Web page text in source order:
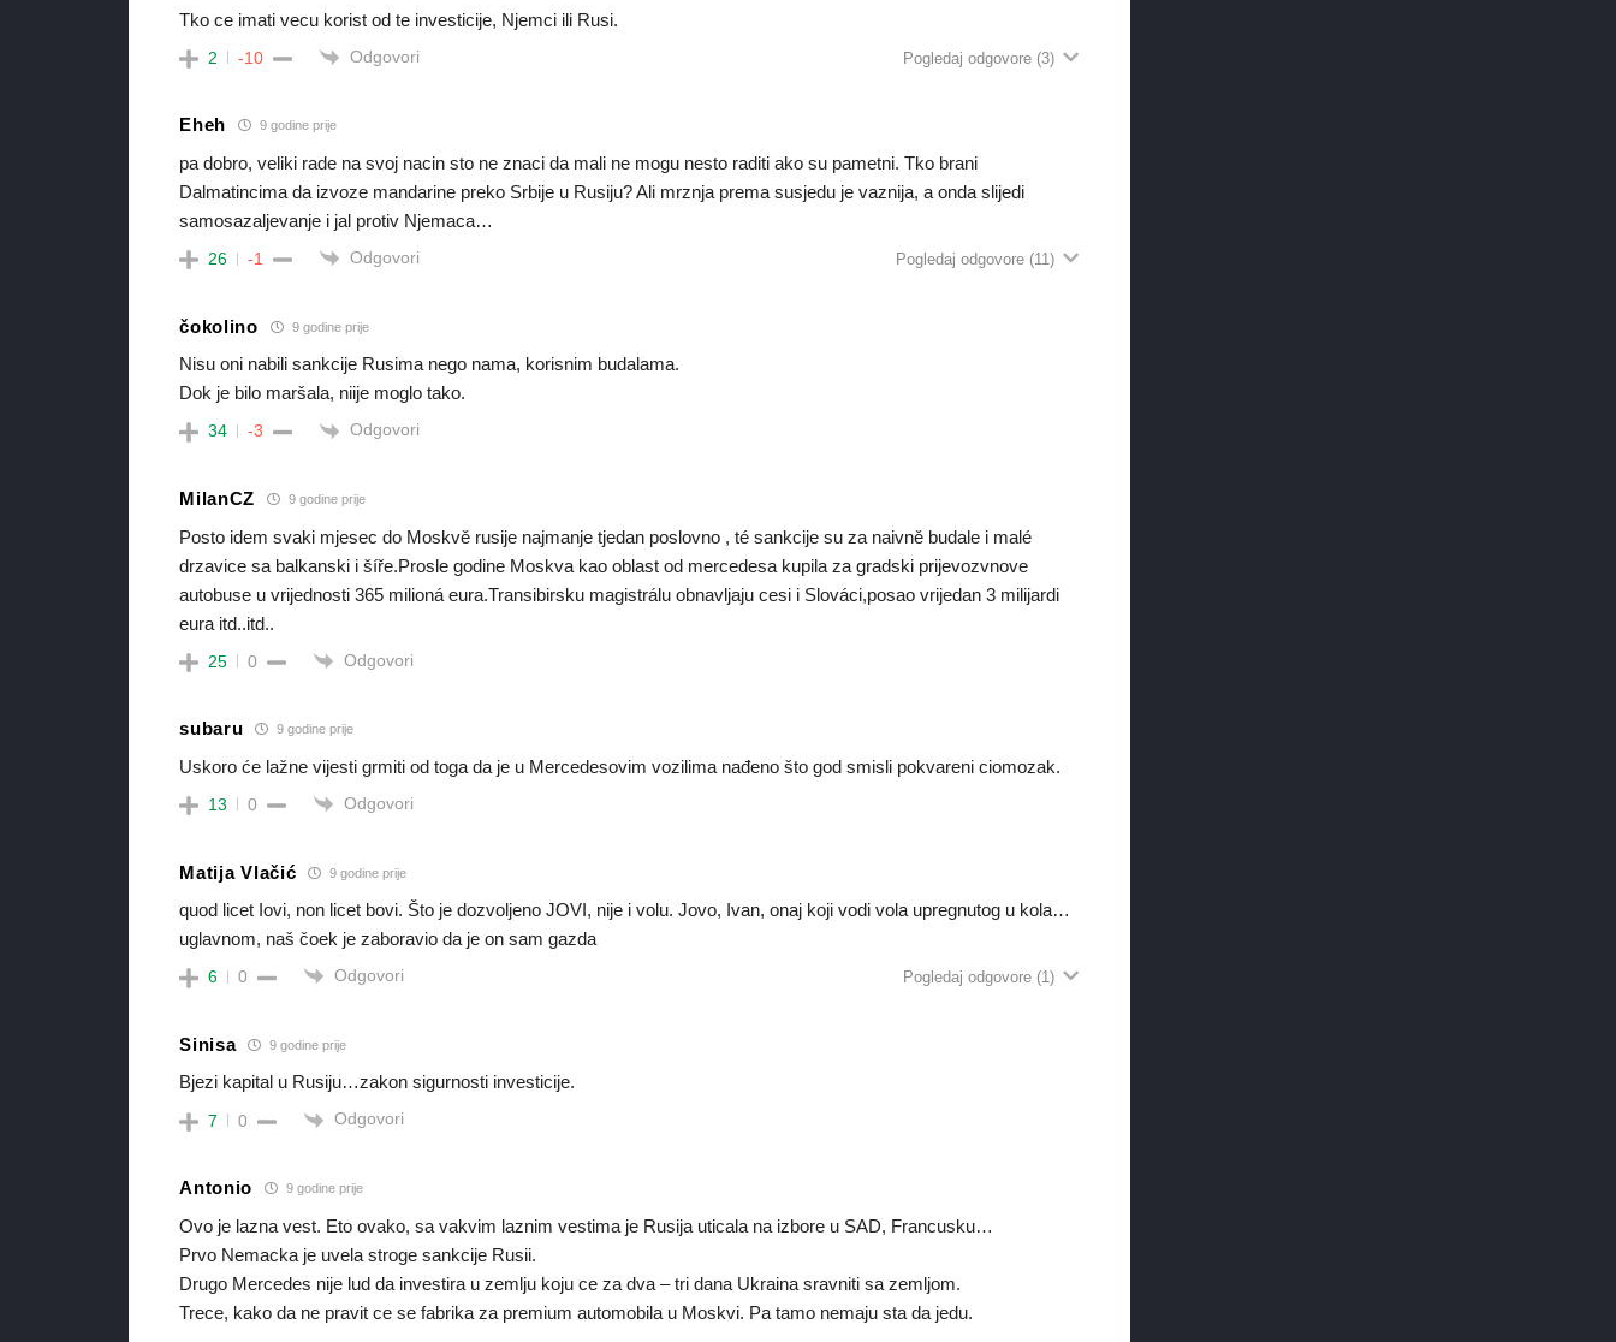
Tko ce imati vecu korist od te investicije, Njemci ili Rusi.
2 -10 Odgovori Pogledaj odgovore (3)
Eheh 9 godine prije
pa dobro, veliki rade na svoj nacin sto ne znaci da mali ne mogu nesto raditi ako su pametni. Tko brani
Dalmatincima da izvoze mandarine preko Srbije u Rusiju? Ali mrznja prema susjedu je vaznija, a onda slijedi
samosazaljevanje i jal protiv Njemaca…
26 -1 Odgovori Pogledaj odgovore (11)
čokolino 9 godine prije
Nisu oni nabili sankcije Rusima nego nama, korisnim budalama.
Dok je bilo maršala, niije moglo tako.
34 -3 Odgovori
MilanCZ 9 godine prije
Posto idem svaki mjesec do Moskvě rusije najmanje tjedan poslovno , té sankcije su za naivně budale i malé
drzavice sa balkanski i šíře.Prosle godine Moskva kao oblast od mercedesa kupila za gradski prijevozvnove
autobuse u vrijednosti 365 milioná eura.Transibirsku magistrálu obnavljaju cesi i Slováci,posao vrijedan 3 milijardi
eura itd..itd..
25 0 Odgovori
subaru 9 godine prije
Uskoro će lažne vijesti grmiti od toga da je u Mercedesovim vozilima nađeno što god smisli pokvareni ciomozak.
13 0 Odgovori
Matija Vlačić 9 godine prije
quod licet Iovi, non licet bovi. Što je dozvoljeno JOVI, nije i volu. Jovo, Ivan, onaj koji vodi vola upregnutog u kola…
uglavnom, naš čoek je zaboravio da je on sam gazda
6 0 Odgovori Pogledaj odgovore (1)
Sinisa 9 godine prije
Bjezi kapital u Rusiju…zakon sigurnosti investicije.
7 0 Odgovori
Antonio 9 godine prije
Ovo je lazna vest. Eto ovako, sa vakvim laznim vestima je Rusija uticala na izbore u SAD, Francusku…
Prvo Nemacka je uvela stroge sankcije Rusii.
Drugo Mercedes nije lud da investira u zemlju koju ce za dva – tri dana Ukraina sravniti sa zemljom.
Trece, kako da ne pravit ce se fabrika za premium automobila u Moskvi. Pa tamo nemaju sta da jedu.